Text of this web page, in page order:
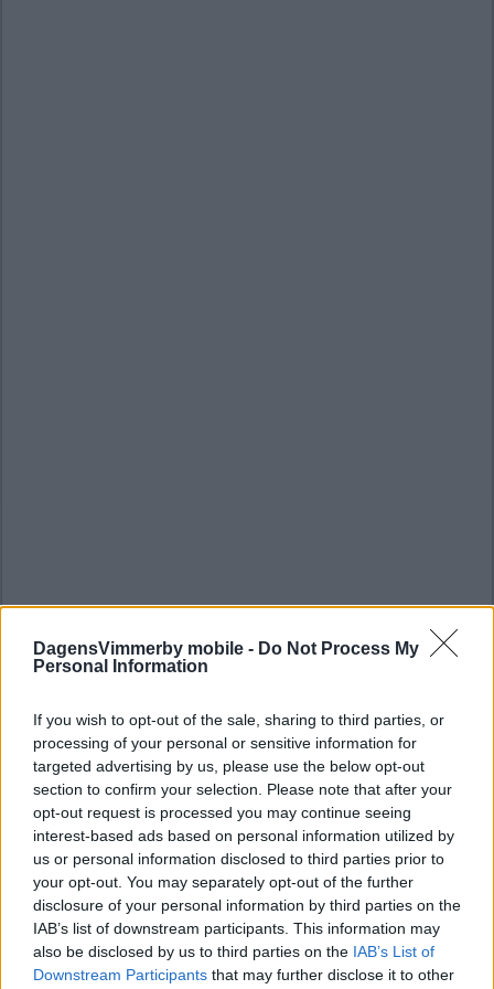
DagensVimmerby mobile - Do Not Process My
Personal Information
If you wish to opt-out of the sale, sharing to third parties, or
processing of your personal or sensitive information for
targeted advertising by us, please use the below opt-out
section to confirm your selection. Please note that after your
opt-out request is processed you may continue seeing
interest-based ads based on personal information utilized by
us or personal information disclosed to third parties prior to
your opt-out. You may separately opt-out of the further
disclosure of your personal information by third parties on the
IAB’s list of downstream participants. This information may
also be disclosed by us to third parties on the IAB’s List of
Downstream Participants that may further disclose it to other